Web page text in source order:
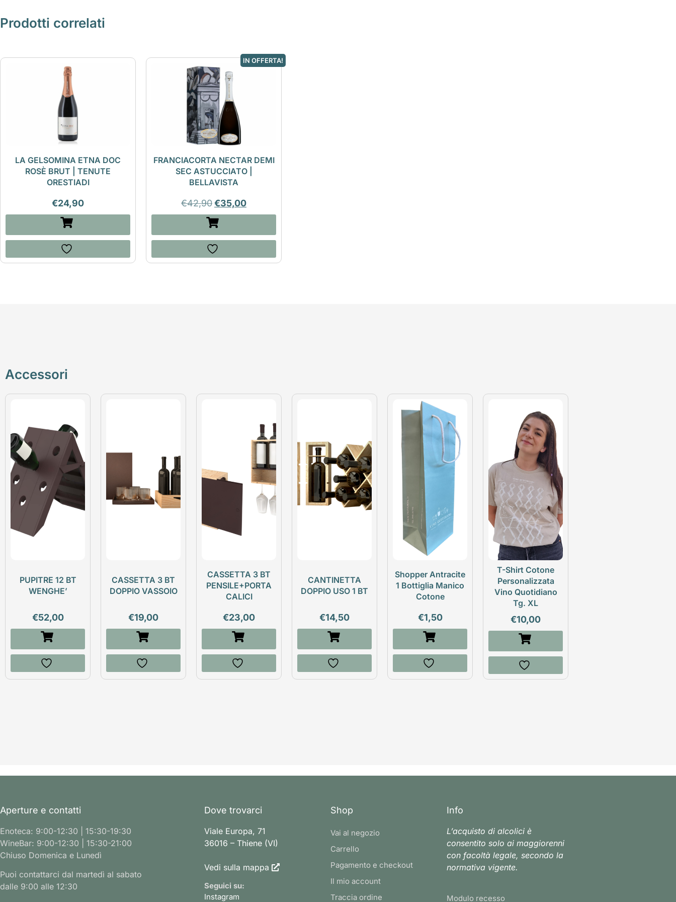
Prodotti correlati
LA GELSOMINA ETNA DOC
ROSÈ BRUT | TENUTE
ORESTIADI
€24,90
IN OFFERTA!
FRANCIACORTA NECTAR DEMI
SEC ASTUCCIATO |
BELLAVISTA
€42,90€35,00
Accessori
PUPITRE 12 BT
WENGHE’
€52,00
CASSETTA 3 BT
DOPPIO VASSOIO
€19,00
CASSETTA 3 BT
PENSILE+PORTA
CALICI
€23,00
CANTINETTA
DOPPIO USO 1 BT
€14,50
Shopper Antracite
1 Bottiglia Manico
Cotone
€1,50
T-Shirt Cotone
Personalizzata
Vino Quotidiano
Tg. XL
€10,00
Aperture e contatti
Enoteca: 9:00-12:30 | 15:30-19:30
WineBar: 9:00-12:30 | 15:30-21:00
Chiuso Domenica e Lunedì
Puoi contattarci dal martedì al sabato
dalle 9:00 alle 12:30
Dove trovarci
Viale Europa, 71
36016 – Thiene (VI)
Vedi sulla mappa
Seguici su:
Instagram
Shop
Vai al negozio
Carrello
Pagamento e checkout
Il mio account
Traccia ordine
Info
L’acquisto di alcolici è
consentito solo ai maggiorenni
con facoltà legale, secondo la
normativa vigente.
Modulo recesso